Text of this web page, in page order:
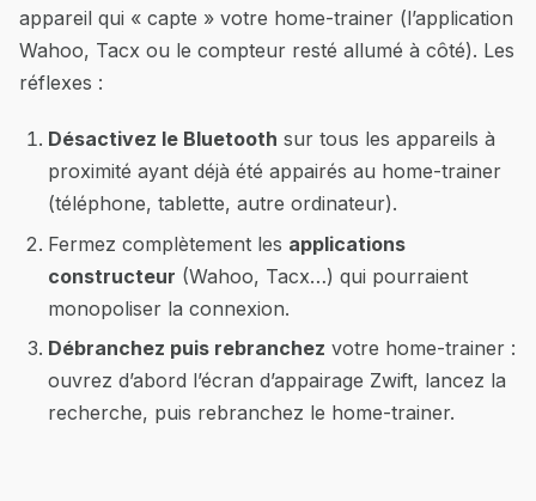
appareil qui « capte » votre home-trainer (l’application
Wahoo, Tacx ou le compteur resté allumé à côté). Les
réflexes :
Désactivez le Bluetooth sur tous les appareils à
proximité ayant déjà été appairés au home-trainer
(téléphone, tablette, autre ordinateur).
Fermez complètement les applications
constructeur (Wahoo, Tacx…) qui pourraient
monopoliser la connexion.
Débranchez puis rebranchez votre home-trainer :
ouvrez d’abord l’écran d’appairage Zwift, lancez la
recherche, puis rebranchez le home-trainer.